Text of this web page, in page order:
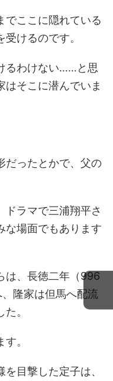
でここに隠れている
けるのです。
るわけない……と思
はそこに潜んでいま
だったとかで、父の
ドラマで三浦翔平さ
な場面でもあります
は、長徳二年（996
隆家は但馬へ配流
。
。
目撃した定子は、